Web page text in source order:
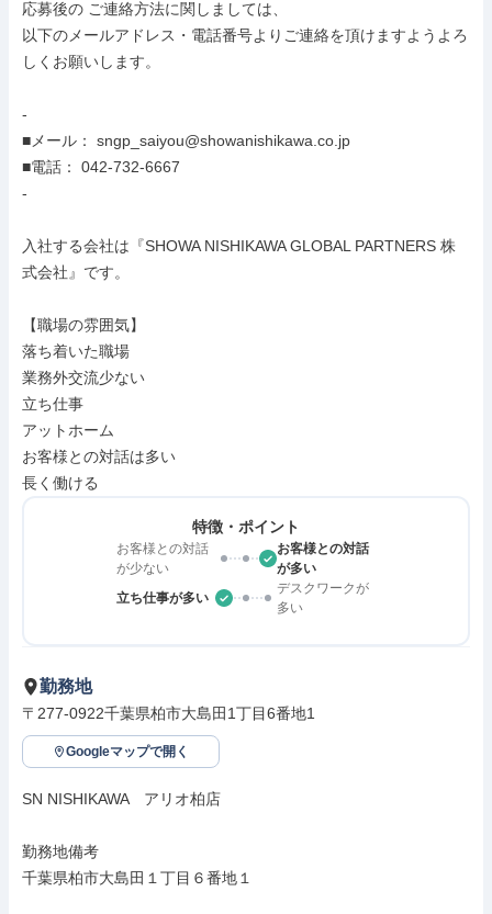
応募後の ご連絡方法に関しましては、
以下のメールアドレス・電話番号よりご連絡を頂けますようよろ
しくお願いします。
-
■メール： sngp_saiyou@showanishikawa.co.jp
■電話： 042-732-6667
-
入社する会社は『SHOWA NISHIKAWA GLOBAL PARTNERS 株
式会社』です。
【職場の雰囲気】
落ち着いた職場
業務外交流少ない
立ち仕事
アットホーム
お客様との対話は多い
長く働ける
特徴・ポイント
お客様との対話
が少ない
お客様との対話
が多い
立ち仕事が多い
デスクワークが
多い
勤務地
〒277-0922千葉県柏市大島田1丁目6番地1
Googleマップで開く
SN NISHIKAWA　アリオ柏店
勤務地備考
千葉県柏市大島田１丁目６番地１